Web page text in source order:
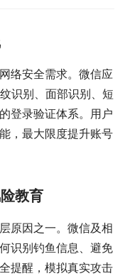
络安全需求。微信应
识别、面部识别、短
登录验证体系。用户
，最大限度提升账号
教育
原因之一。微信及相
识别钓鱼信息、避免
提醒，模拟真实攻击